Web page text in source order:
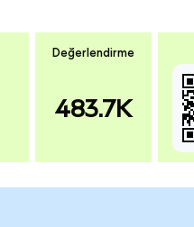
Değerlendirme
483.7K